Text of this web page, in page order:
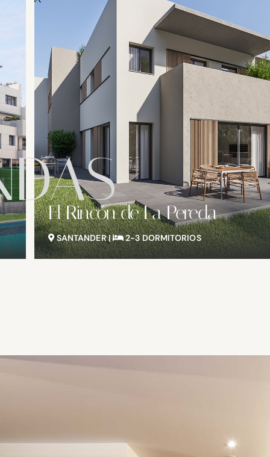
Residencial Bellavista
SANTANDER | 2 DORMITORIOS